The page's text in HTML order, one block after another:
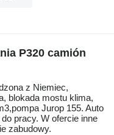
P320 camión
z Niemiec,
blokada mostu klima,
Jurop 155. Auto
pracy. W ofercie inne
zabudowy.